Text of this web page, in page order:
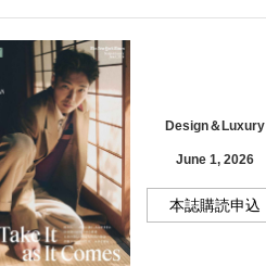
Design＆Luxury
June 1, 2026
本誌購読申込